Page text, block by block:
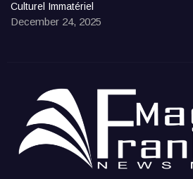
Culturel Immatériel
December 24, 2025